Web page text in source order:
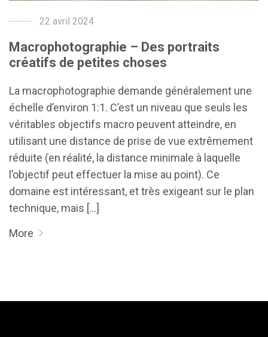
22 avril 2024
Macrophotographie – Des portraits
créatifs de petites choses
La macrophotographie demande généralement une
échelle d’environ 1:1. C’est un niveau que seuls les
véritables objectifs macro peuvent atteindre, en
utilisant une distance de prise de vue extrêmement
réduite (en réalité, la distance minimale à laquelle
l’objectif peut effectuer la mise au point). Ce
domaine est intéressant, et très exigeant sur le plan
technique, mais [...]
More